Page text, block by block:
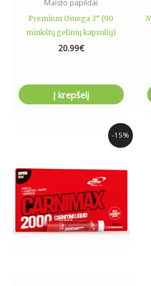
Maisto papildai
Premium Omega 3“ (90
minkštų gelinių kapsulių)
20.99€
Į krepšelį
-15%
Price
range:
23.45€
multiple
variants.
The
options
may